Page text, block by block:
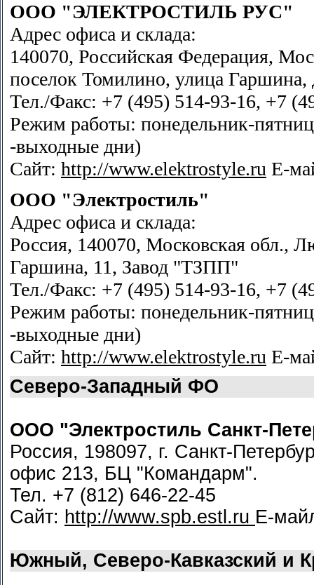
ООО "ЭЛЕКТРОСТИЛЬ РУС"
Адрес офиса и склада:
140070, Российская Федерация,
поселок Томилино, улица Гаршина,
Тел./Факс: +7 (495) 514-93-16, +7
Режим работы: понедельник-
-выходные дни)
Сайт: http://www.elektrostyle.ru Е-
ООО "Электростиль"
Адрес офиса и склада:
Россия, 140070, Московская обл.,
Гаршина, 11, Завод "ТЗПП"
Тел./Факс: +7 (495) 514-93-16, +7
Режим работы: понедельник-
-выходные дни)
Сайт: http://www.elektrostyle.ru Е-
Северо-Западный ФО
ООО "Электростиль Санкт-
Россия, 198097, г. Санкт-
офис 213, БЦ "Командарм".
Тел. +7 (812) 646-22-45
Сайт: http://www.spb.estl.ru Е-
Южный, Северо-Кавказский и